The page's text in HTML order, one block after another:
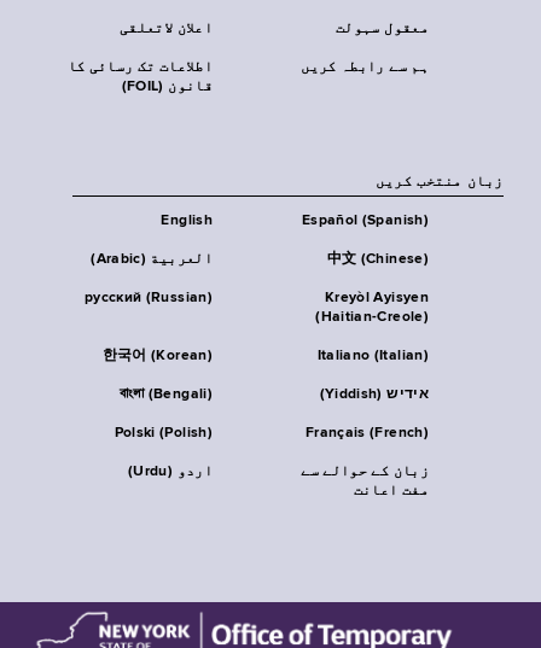
اعلان لاتعلقی معقول سہولت
اطلاعات تک رسائی کا
قانون (FOIL)
ہم سے رابطہ کریں
زبان منتخب کریں
English Español (Spanish)
العربية (Arabic) 中文 (Chinese)
русский (Russian)
Kreyòl Ayisyen
(Haitian-Creole)
한국어 (Korean) Italiano (Italian)
বাংলা (Bengali) אידיש (Yiddish)
Polski (Polish) Français (French)
اردو (Urdu)
زبان کے حوالے سے
مفت اعانت